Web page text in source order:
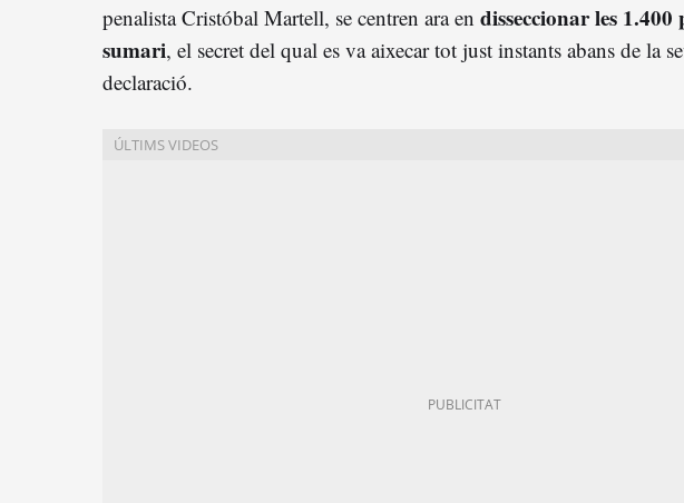
penalista Cristóbal Martell, se centren ara en disseccionar les 1.400
sumari, el secret del qual es va aixecar tot just instants abans de la
declaració.